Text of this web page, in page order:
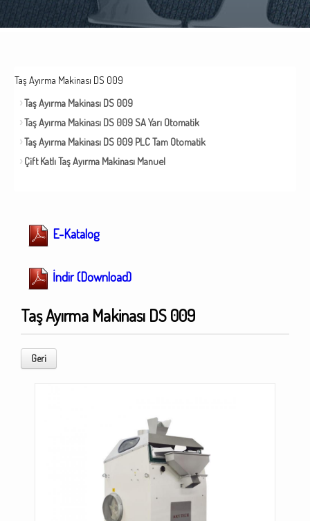
Taş Ayırma Makinası DS 009
Taş Ayırma Makinası DS 009
Taş Ayırma Makinası DS 009 SA Yarı Otomatik
Taş Ayırma Makinası DS 009 PLC Tam Otomatik
Çift Katlı Taş Ayırma Makinası Manuel
E-Katalog
İndir (Download)
Taş Ayırma Makinası DS 009
Geri